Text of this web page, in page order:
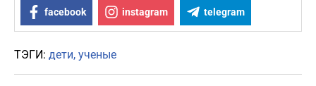
facebook instagram telegram
ТЭГИ: дети ученые